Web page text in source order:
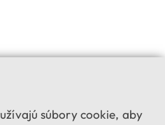
súbory cookie, aby